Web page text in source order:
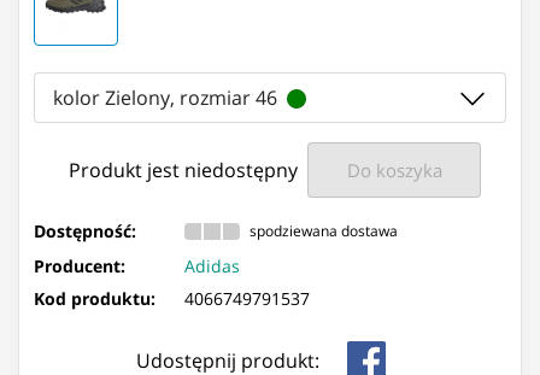
kolor Zielony, rozmiar 46
Produkt jest niedostępny Do koszyka
Dostępność: spodziewana dostawa
Producent:
Adidas
Kod produktu:
4066749791537
Udostępnij produkt: